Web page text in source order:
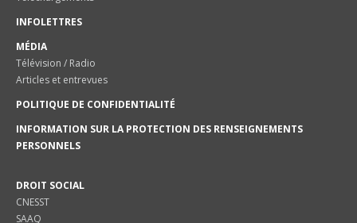
INFOLETTRES
MÉDIA
Télévision / Radio
Articles et entrevues
POLITIQUE DE CONFIDENTIALITÉ
INFORMATION SUR LA PROTECTION DES RENSEIGNEMENTS
PERSONNELS
DROIT SOCIAL
CNESST
SAAQ